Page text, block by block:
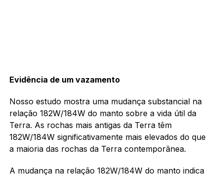
Evidência de um vazamento
Nosso estudo mostra uma mudança substancial na
relação 182W/184W do manto sobre a vida útil da
Terra. As rochas mais antigas da Terra têm
182W/184W significativamente mais elevados do que
a maioria das rochas da Terra contemporânea.
A mudança na relação 182W/184W do manto indica